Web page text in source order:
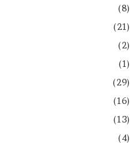
(8)
(21)
(2)
(1)
(29)
(16)
(13)
(4)